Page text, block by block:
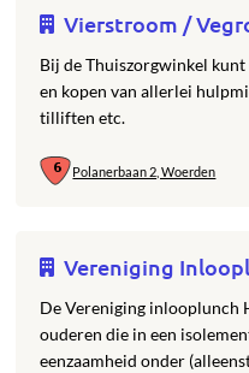
Vierstroom /
Bij de Thuiszorgwinkel
en kopen van allerlei
tilliften etc.
Polanerbaan 2, Woerden
Vereniging
De Vereniging inlooplunch
ouderen die in een
eenzaamheid onder